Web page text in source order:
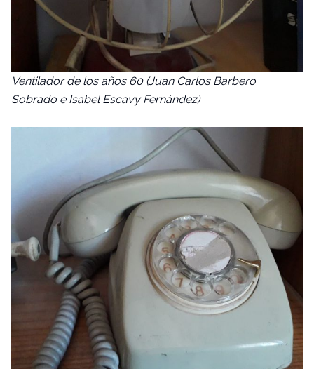
Ventilador de los años 60 (Juan Carlos Barbero
Sobrado e Isabel Escavy Fernández)